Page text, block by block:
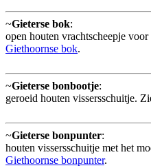
~Gieterse bok:
open houten vrachtscheepje
Giethoornse bok.
~Gieterse bonbootje:
geroeid houten vissersschuitje.
~Gieterse bonpunter:
houten vissersschuitje met het
Giethoornse bonpunter.